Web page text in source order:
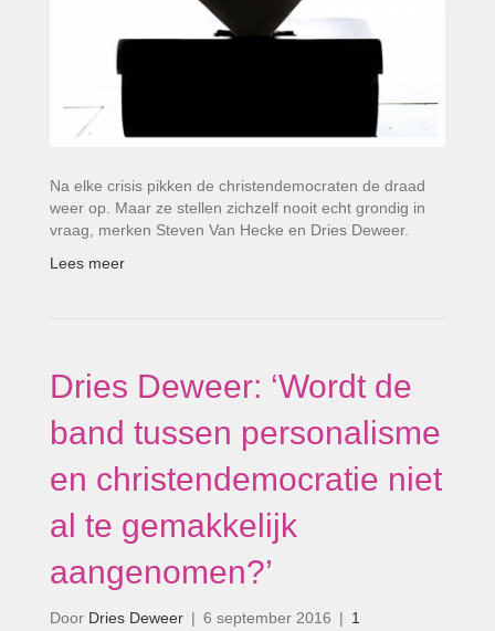
Na elke crisis pikken de christendemocraten de draad
weer op. Maar ze stellen zichzelf nooit echt grondig in
vraag, merken Steven Van Hecke en Dries Deweer.
Lees meer
Dries Deweer: ‘Wordt de
band tussen personalisme
en christendemocratie niet
al te gemakkelijk
aangenomen?’
Door Dries Deweer | 6 september 2016 | 1